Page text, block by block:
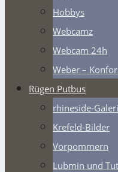
Hobbys
Webcamz
Webcam 24h
Weber –
Rügen Putbus
rhineside-
Krefeld-Bilder
Vorpommern
Lubmin und